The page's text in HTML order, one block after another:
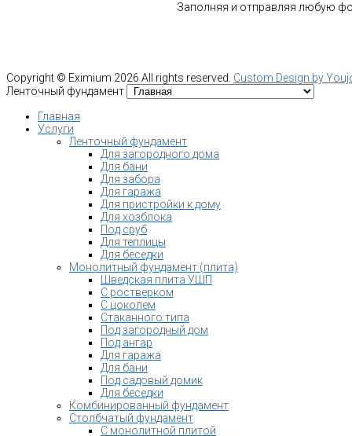
Заполняя и отправляя любую
Copyright © Eximium 2026 All rights reserved. Custom Design by
Ленточный фундамент
Главная
Услуги
Ленточный фундамент
Для загородного дома
Для бани
Для забора
Для гаража
Для пристройки к дому
Для хозблока
Под сруб
Для теплицы
Для беседки
Монолитный фундамент (плита)
Шведская плита УШП
С ростверком
С цоколем
Стаканного типа
Под загородный дом
Под ангар
Для гаража
Для бани
Под садовый домик
Для беседки
Комбинированный фундамент
Столбчатый фундамент
С монолитной плитой